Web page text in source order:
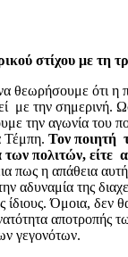
στίχου με τη
θεωρήσουμε ότι η
με την σημερινή.
την αγωνία του
Τέμπη. Τον ποιητή
πολιτών, είτε
πως η απάθεια
αδυναμία της
ίδιους. Όμοια, δεν
αποτροπής
γεγονότων.